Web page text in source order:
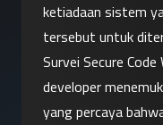
ketiadaan sistem
tersebut untuk
Survei Secure
developer
yang percaya